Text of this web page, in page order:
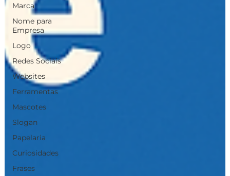
Marca
Nome para
Empresa
Logo
Redes Sociais
Websites
Ferramentas
Mascotes
Slogan
Papelaria
Curiosidades
Frases